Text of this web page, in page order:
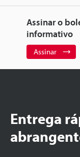
Assinar o
informativo
Assinar
Entrega